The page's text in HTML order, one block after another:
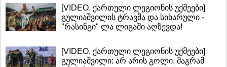
[VIDEO. ქართული ლეგიონის უქმეები]
გულიაშვილის ტრავმა და სიხარული -
"რასინგი" ლა ლიგაში აღზევდა!
[VIDEO. ქართული ლეგიონის უქმეები]
გულიაშვილი: არ არის გოლი, მაგრამ